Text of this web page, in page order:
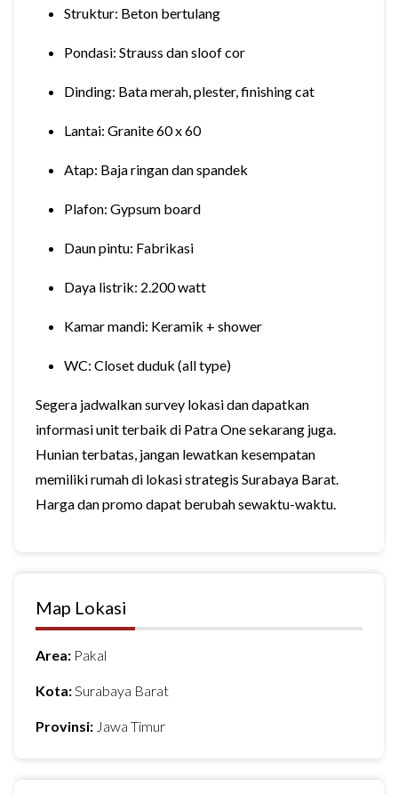
Struktur: Beton bertulang
Pondasi: Strauss dan sloof cor
Dinding: Bata merah, plester, finishing cat
Lantai: Granite 60 x 60
Atap: Baja ringan dan spandek
Plafon: Gypsum board
Daun pintu: Fabrikasi
Daya listrik: 2.200 watt
Kamar mandi: Keramik + shower
WC: Closet duduk (all type)
Segera jadwalkan survey lokasi dan dapatkan
informasi unit terbaik di Patra One sekarang juga.
Hunian terbatas, jangan lewatkan kesempatan
memiliki rumah di lokasi strategis Surabaya Barat.
Harga dan promo dapat berubah sewaktu-waktu.
Map Lokasi
Area: Pakal
Kota:Surabaya Barat
Provinsi: Jawa Timur